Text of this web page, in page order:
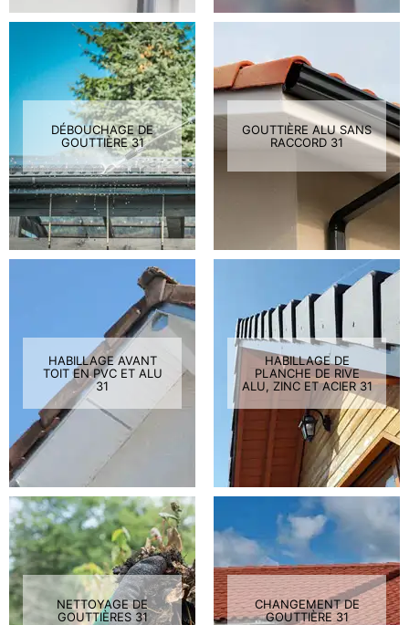
DÉBOUCHAGE DE
GOUTTIÈRE 31
GOUTTIÈRE ALU SANS
RACCORD 31
HABILLAGE AVANT
TOIT EN PVC ET ALU
31
HABILLAGE DE
PLANCHE DE RIVE
ALU, ZINC ET ACIER 31
NETTOYAGE DE
GOUTTIÈRES 31
CHANGEMENT DE
GOUTTIÈRE 31